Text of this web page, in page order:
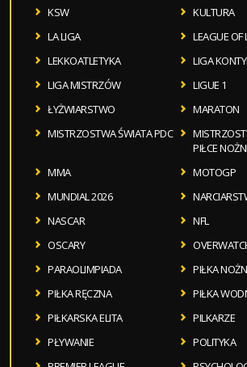
KSW
KULTURA
LA LIGA
LEAGUE OF
LEKKOATLETYKA
LIGA
LIGA MISTRZÓW
LIGUE 1
ŁYŻWIARSTWO
MARATON
MISTRZOSTWA ŚWIATA PDC
PIŁCE
MMA
MOTOGP
MUNDIAL 2026
NASCAR
NFL
OSCARY
PARAOLIMPIADA
PIŁKA
PIŁKA RĘCZNA
PIŁKA
PIŁKARSKA ELITA
PILKARZE
PŁYWANIE
POLITYKA